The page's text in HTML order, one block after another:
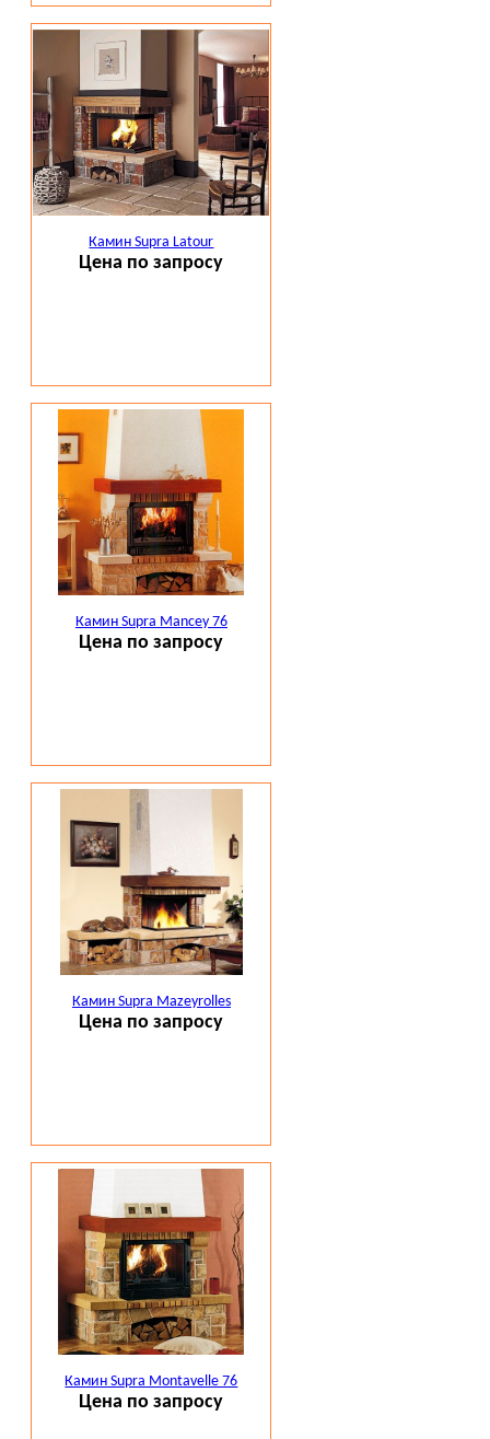
Камин Supra Latour
Цена по запросу
Камин Supra Mancey 76
Цена по запросу
Камин Supra Mazeyrolles
Цена по запросу
Камин Supra Montavelle 76
Цена по запросу